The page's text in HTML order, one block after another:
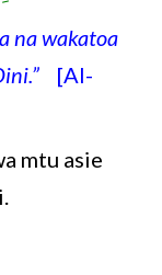
na wakatoa
[Al-
mtu asie